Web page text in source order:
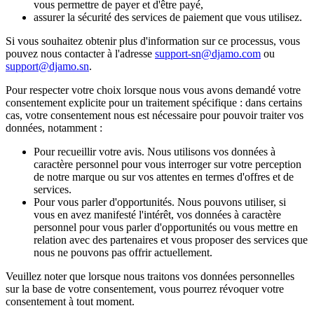
vous permettre de payer et d'être payé,
assurer la sécurité des services de paiement que vous utilisez.
Si vous souhaitez obtenir plus d'information sur ce processus, vous
pouvez nous contacter à l'adresse support-sn@djamo.com ou
support@djamo.sn.
Pour respecter votre choix lorsque nous vous avons demandé votre
consentement explicite pour un traitement spécifique : dans certains
cas, votre consentement nous est nécessaire pour pouvoir traiter vos
données, notamment :
Pour recueillir votre avis. Nous utilisons vos données à
caractère personnel pour vous interroger sur votre perception
de notre marque ou sur vos attentes en termes d'offres et de
services.
Pour vous parler d'opportunités. Nous pouvons utiliser, si
vous en avez manifesté l'intérêt, vos données à caractère
personnel pour vous parler d'opportunités ou vous mettre en
relation avec des partenaires et vous proposer des services que
nous ne pouvons pas offrir actuellement.
Veuillez noter que lorsque nous traitons vos données personnelles
sur la base de votre consentement, vous pourrez révoquer votre
consentement à tout moment.